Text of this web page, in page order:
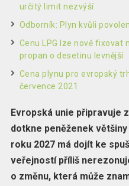
určitý limit nezvýší
Odborník: Plyn kvůli
Cenu LPG lze nově fixovat
propan o desetinu levnější
Cena plynu pro evropský
července 2021
Evropská unie připravuje
dotkne peněženek
roku 2027 má dojít ke
veřejností příliš
o změnu, která může